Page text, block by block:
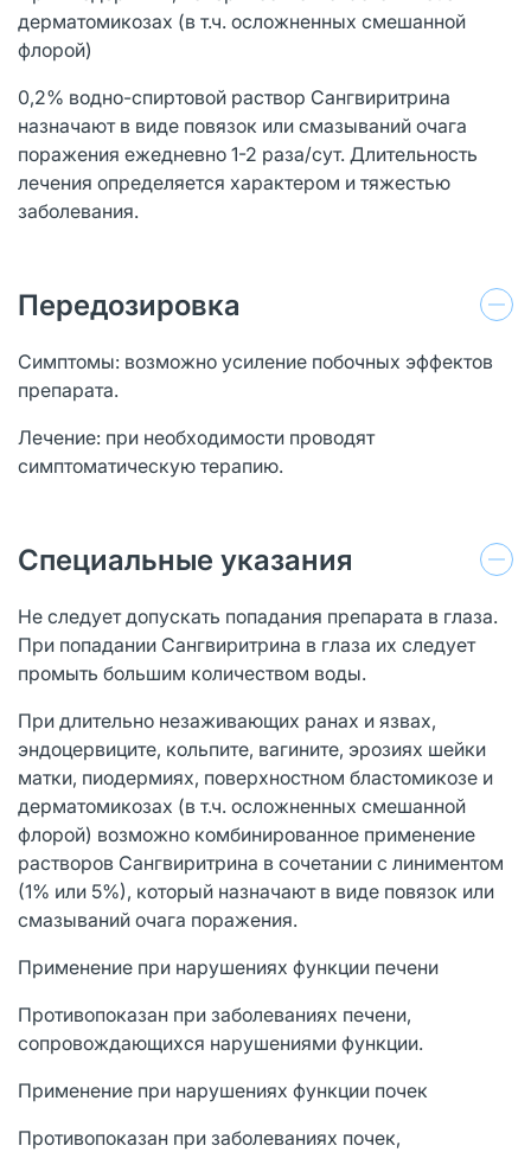
дерматомикозах (в т.ч. осложненных смешанной
флорой)
0,2% водно-спиртовой раствор Сангвиритрина
назначают в виде повязок или смазываний очага
поражения ежедневно 1-2 раза/сут. Длительность
лечения определяется характером и тяжестью
заболевания.
Передозировка
Симптомы: возможно усиление побочных эффектов
препарата.
Лечение: при необходимости проводят
симптоматическую терапию.
Специальные указания
Не следует допускать попадания препарата в глаза.
При попадании Сангвиритрина в глаза их следует
промыть большим количеством воды.
При длительно незаживающих ранах и язвах,
эндоцервиците, кольпите, вагините, эрозиях шейки
матки, пиодермиях, поверхностном бластомикозе и
дерматомикозах (в т.ч. осложненных смешанной
флорой) возможно комбинированное применение
растворов Сангвиритрина в сочетании с линиментом
(1% или 5%), который назначают в виде повязок или
смазываний очага поражения.
Применение при нарушениях функции печени
Противопоказан при заболеваниях печени,
сопровождающихся нарушениями функции.
Применение при нарушениях функции почек
Противопоказан при заболеваниях почек,